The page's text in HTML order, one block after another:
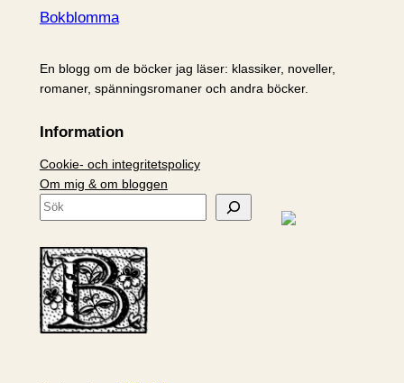
Bokblomma
En blogg om de böcker jag läser: klassiker, noveller,
romaner, spänningsromaner och andra böcker.
Information
Cookie- och integritetspolicy
Om mig & om bloggen
S
k